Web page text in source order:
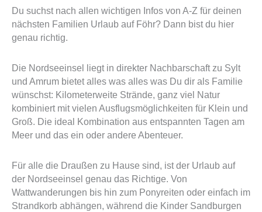
Du suchst nach allen wichtigen Infos von A-Z für deinen
nächsten Familien Urlaub auf Föhr? Dann bist du hier
genau richtig.
Die Nordseeinsel liegt in direkter Nachbarschaft zu Sylt
und Amrum bietet alles was alles was Du dir als Familie
wünschst: Kilometerweite Strände, ganz viel Natur
kombiniert mit vielen Ausflugsmöglichkeiten für Klein und
Groß. Die ideal Kombination aus entspannten Tagen am
Meer und das ein oder andere Abenteuer.
Für alle die Draußen zu Hause sind, ist der Urlaub auf
der Nordseeinsel genau das Richtige. Von
Wattwanderungen bis hin zum Ponyreiten oder einfach im
Strandkorb abhängen, während die Kinder Sandburgen